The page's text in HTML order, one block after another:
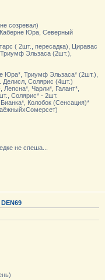
созревал)
Юра, Северный
( 2шт., пересадка), Циравас
Эльзаса (2шт.),
Юра*, Триумф Эльзаса* (2шт.),
Делисл, Солярис (4шт.)
Чарли*, Галант*,
Солярис* - 2шт.
Колобок (Сенсация)*
не спеша...